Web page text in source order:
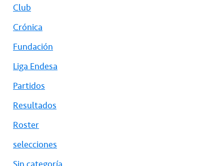
Club
Crónica
Fundación
Liga Endesa
Partidos
Resultados
Roster
selecciones